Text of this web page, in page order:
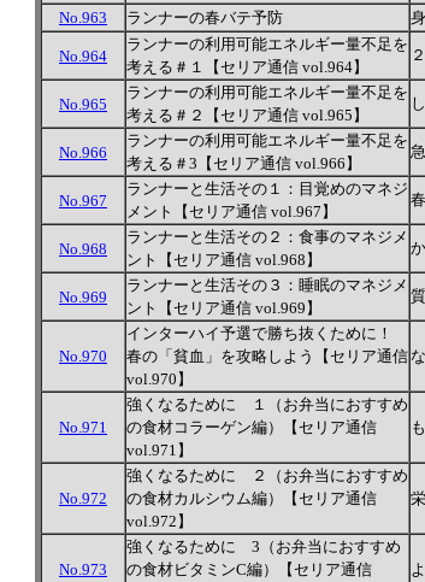
No.963 ランナーの春バテ予防
No.964
ランナーの利用可能エネルギー量不足を
考える＃１【セリア通信 vol.964】
No.965
ランナーの利用可能エネルギー量不足を
考える＃２【セリア通信 vol.965】
No.966
ランナーの利用可能エネルギー量不足を
考える＃3【セリア通信 vol.966】
No.967
ランナーと生活その１：目覚めのマネジ
メント【セリア通信 vol.967】
No.968
ランナーと生活その２：食事のマネジメ
ント【セリア通信 vol.968】
No.969
ランナーと生活その３：睡眠のマネジメ
ント【セリア通信 vol.969】
No.970
インターハイ予選で勝ち抜くために！
春の「貧血」を攻略しよう【セリア通信
vol.970】
No.971
強くなるために １（お弁当におすすめ
の食材コラーゲン編）【セリア通信
vol.971】
No.972
強くなるために ２（お弁当におすすめ
の食材カルシウム編）【セリア通信
vol.972】
No.973
強くなるために 3（お弁当におすすめ
の食材ビタミンC編）【セリア通信